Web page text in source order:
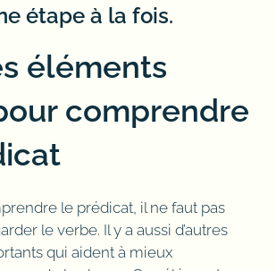
étape à la fois.
éléments
comprendre
le prédicat, il ne faut pas
le verbe. Il y a aussi d’autres
qui aident à mieux